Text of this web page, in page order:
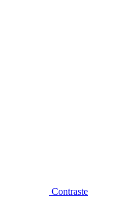
Contraste